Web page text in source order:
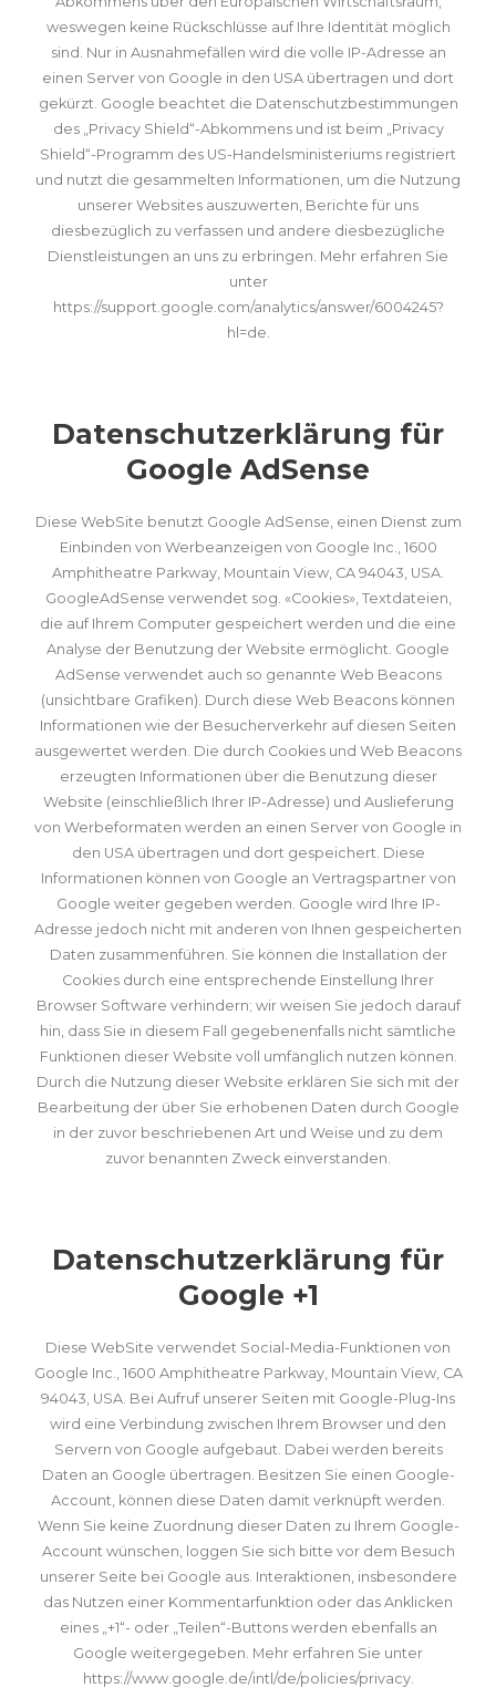
weswegen keine Rückschlüsse auf Ihre Identität möglich
sind. Nur in Ausnahmefällen wird die volle IP-Adresse an
einen Server von Google in den USA übertragen und dort
gekürzt. Google beachtet die Datenschutzbestimmungen
des „Privacy Shield“-Abkommens und ist beim „Privacy
Shield“-Programm des US-Handelsministeriums registriert
und nutzt die gesammelten Informationen, um die Nutzung
unserer Websites auszuwerten, Berichte für uns
diesbezüglich zu verfassen und andere diesbezügliche
Dienstleistungen an uns zu erbringen. Mehr erfahren Sie
unter
https://support.google.com/analytics/answer/6004245?
hl=de
Datenschutzerklärung für
Google AdSense
Diese WebSite benutzt Google AdSense, einen Dienst zum
Einbinden von Werbeanzeigen von Google Inc., 1600
Amphitheatre Parkway, Mountain View, CA 94043, USA.
GoogleAdSense verwendet sog. «Cookies», Textdateien,
die auf Ihrem Computer gespeichert werden und die eine
Analyse der Benutzung der Website ermöglicht. Google
AdSense verwendet auch so genannte Web Beacons
(unsichtbare Grafiken). Durch diese Web Beacons können
Informationen wie der Besucherverkehr auf diesen Seiten
ausgewertet werden. Die durch Cookies und Web Beacons
erzeugten Informationen über die Benutzung dieser
Website (einschließlich Ihrer IP-Adresse) und Auslieferung
von Werbeformaten werden an einen Server von Google in
den USA übertragen und dort gespeichert. Diese
Informationen können von Google an Vertragspartner von
Google weiter gegeben werden. Google wird Ihre IP-
Adresse jedoch nicht mit anderen von Ihnen gespeicherten
Daten zusammenführen. Sie können die Installation der
Cookies durch eine entsprechende Einstellung Ihrer
Browser Software verhindern; wir weisen Sie jedoch darauf
hin, dass Sie in diesem Fall gegebenenfalls nicht sämtliche
Funktionen dieser Website voll umfänglich nutzen können.
Durch die Nutzung dieser Website erklären Sie sich mit der
Bearbeitung der über Sie erhobenen Daten durch Google
in der zuvor beschriebenen Art und Weise und zu dem
zuvor benannten Zweck einverstanden.
Datenschutzerklärung für
Google +1
Diese WebSite verwendet Social-Media-Funktionen von
Google Inc., 1600 Amphitheatre Parkway, Mountain View, CA
94043, USA. Bei Aufruf unserer Seiten mit Google-Plug-Ins
wird eine Verbindung zwischen Ihrem Browser und den
Servern von Google aufgebaut. Dabei werden bereits
Daten an Google übertragen. Besitzen Sie einen Google-
Account, können diese Daten damit verknüpft werden.
Wenn Sie keine Zuordnung dieser Daten zu Ihrem Google-
Account wünschen, loggen Sie sich bitte vor dem Besuch
unserer Seite bei Google aus. Interaktionen, insbesondere
das Nutzen einer Kommentarfunktion oder das Anklicken
eines „+1“- oder „Teilen“-Buttons werden ebenfalls an
Google weitergegeben. Mehr erfahren Sie unter
https://www.google.de/intl/de/policies/privacy.